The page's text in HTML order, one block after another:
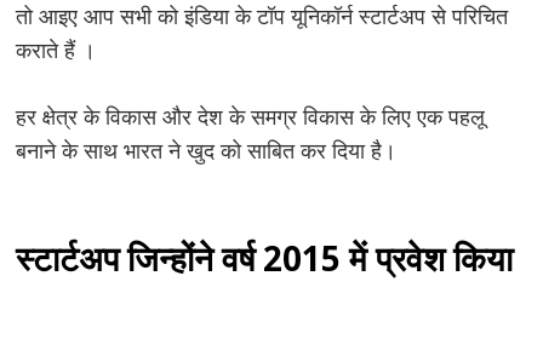
तो आइए आप सभी को इंडिया के टॉप यूनिकॉर्न स्टार्टअप से परिचित
कराते हैं ।
हर क्षेत्र के विकास और देश के समग्र विकास के लिए एक पहलू
बनाने के साथ भारत ने खुद को साबित कर दिया है।
स्टार्टअप जिन्होंने वर्ष 2015 में प्रवेश किया